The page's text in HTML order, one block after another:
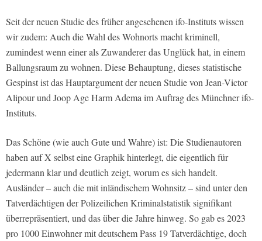
Seit der neuen Studie des früher angesehenen ifo-Instituts wissen
wir zudem: Auch die Wahl des Wohnorts macht kriminell,
zumindest wenn einer als Zuwanderer das Unglück hat, in einem
Ballungsraum zu wohnen. Diese Behauptung, dieses statistische
Gespinst ist das Hauptargument der neuen Studie von Jean-Victor
Alipour und Joop Age Harm Adema im Auftrag des Münchner ifo-
Instituts.
Das Schöne (wie auch Gute und Wahre) ist: Die Studienautoren
haben auf X selbst eine Graphik hinterlegt, die eigentlich für
jedermann klar und deutlich zeigt, worum es sich handelt.
Ausländer – auch die mit inländischem Wohnsitz – sind unter den
Tatverdächtigen der Polizeilichen Kriminalstatistik signifikant
überrepräsentiert, und das über die Jahre hinweg. So gab es 2023
pro 1000 Einwohner mit deutschem Pass 19 Tatverdächtige, doch